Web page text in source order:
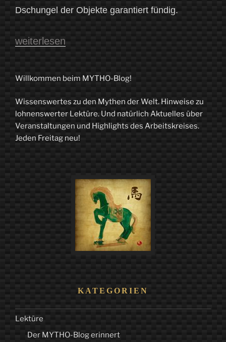
Dschungel der Objekte garantiert fündig.
„Glas,
und
bricht
…
Ein
Kunst
–
weiterlesen
Willkommen beim MYTHO-Blog!
Wissenswertes zu den Mythen der Welt. Hinweise zu
lohnenswerter Lektüre. Und natürlich Aktuelles über
Veranstaltungen und Highlights des Arbeitskreises.
Jeden Freitag neu!
KATEGORIEN
Lektüre
Der MYTHO-Blog erinnert